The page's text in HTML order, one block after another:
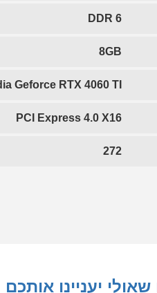
DDR 6
8GB
Geforce RTX 4060 TI
PCI Express 4.0 X16
272
יעניינו אותכם